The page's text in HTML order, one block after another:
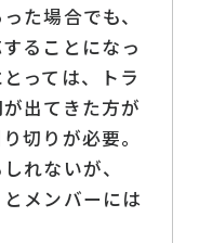
た場合でも、
ることになっ
っては、トラ
出てきた方が
切りが必要。
れないが、
とメンバーには